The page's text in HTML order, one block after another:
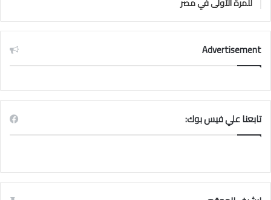
Advertisement
تابعنا علي فيس بوك: